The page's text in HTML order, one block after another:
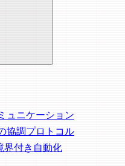
ュニケーション
協調プロトコル
界付き自動化